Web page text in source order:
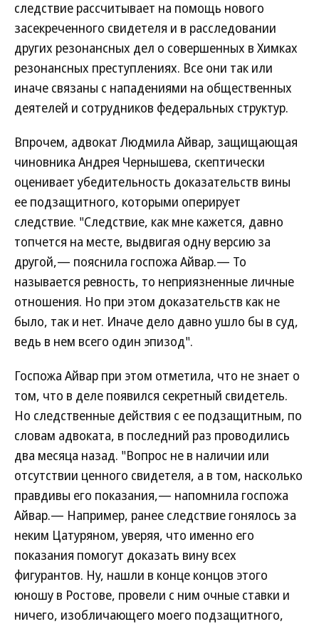
следствие рассчитывает на помощь нового
засекреченного свидетеля и в расследовании
других резонансных дел о совершенных в Химках
резонансных преступлениях. Все они так или
иначе связаны с нападениями на общественных
деятелей и сотрудников федеральных структур.
Впрочем, адвокат Людмила Айвар, защищающая
чиновника Андрея Чернышева, скептически
оценивает убедительность доказательств вины
ее подзащитного, которыми оперирует
следствие. "Следствие, как мне кажется, давно
топчется на месте, выдвигая одну версию за
другой,— пояснила госпожа Айвар.— То
называется ревность, то неприязненные личные
отношения. Но при этом доказательств как не
было, так и нет. Иначе дело давно ушло бы в суд,
ведь в нем всего один эпизод".
Госпожа Айвар при этом отметила, что не знает о
том, что в деле появился секретный свидетель.
Но следственные действия с ее подзащитным, по
словам адвоката, в последний раз проводились
два месяца назад. "Вопрос не в наличии или
отсутствии ценного свидетеля, а в том, насколько
правдивы его показания,— напомнила госпожа
Айвар.— Например, ранее следствие гонялось за
неким Цатуряном, уверяя, что именно его
показания помогут доказать вину всех
фигурантов. Ну, нашли в конце концов этого
юношу в Ростове, провели с ним очные ставки и
ничего, изобличающего моего подзащитного,